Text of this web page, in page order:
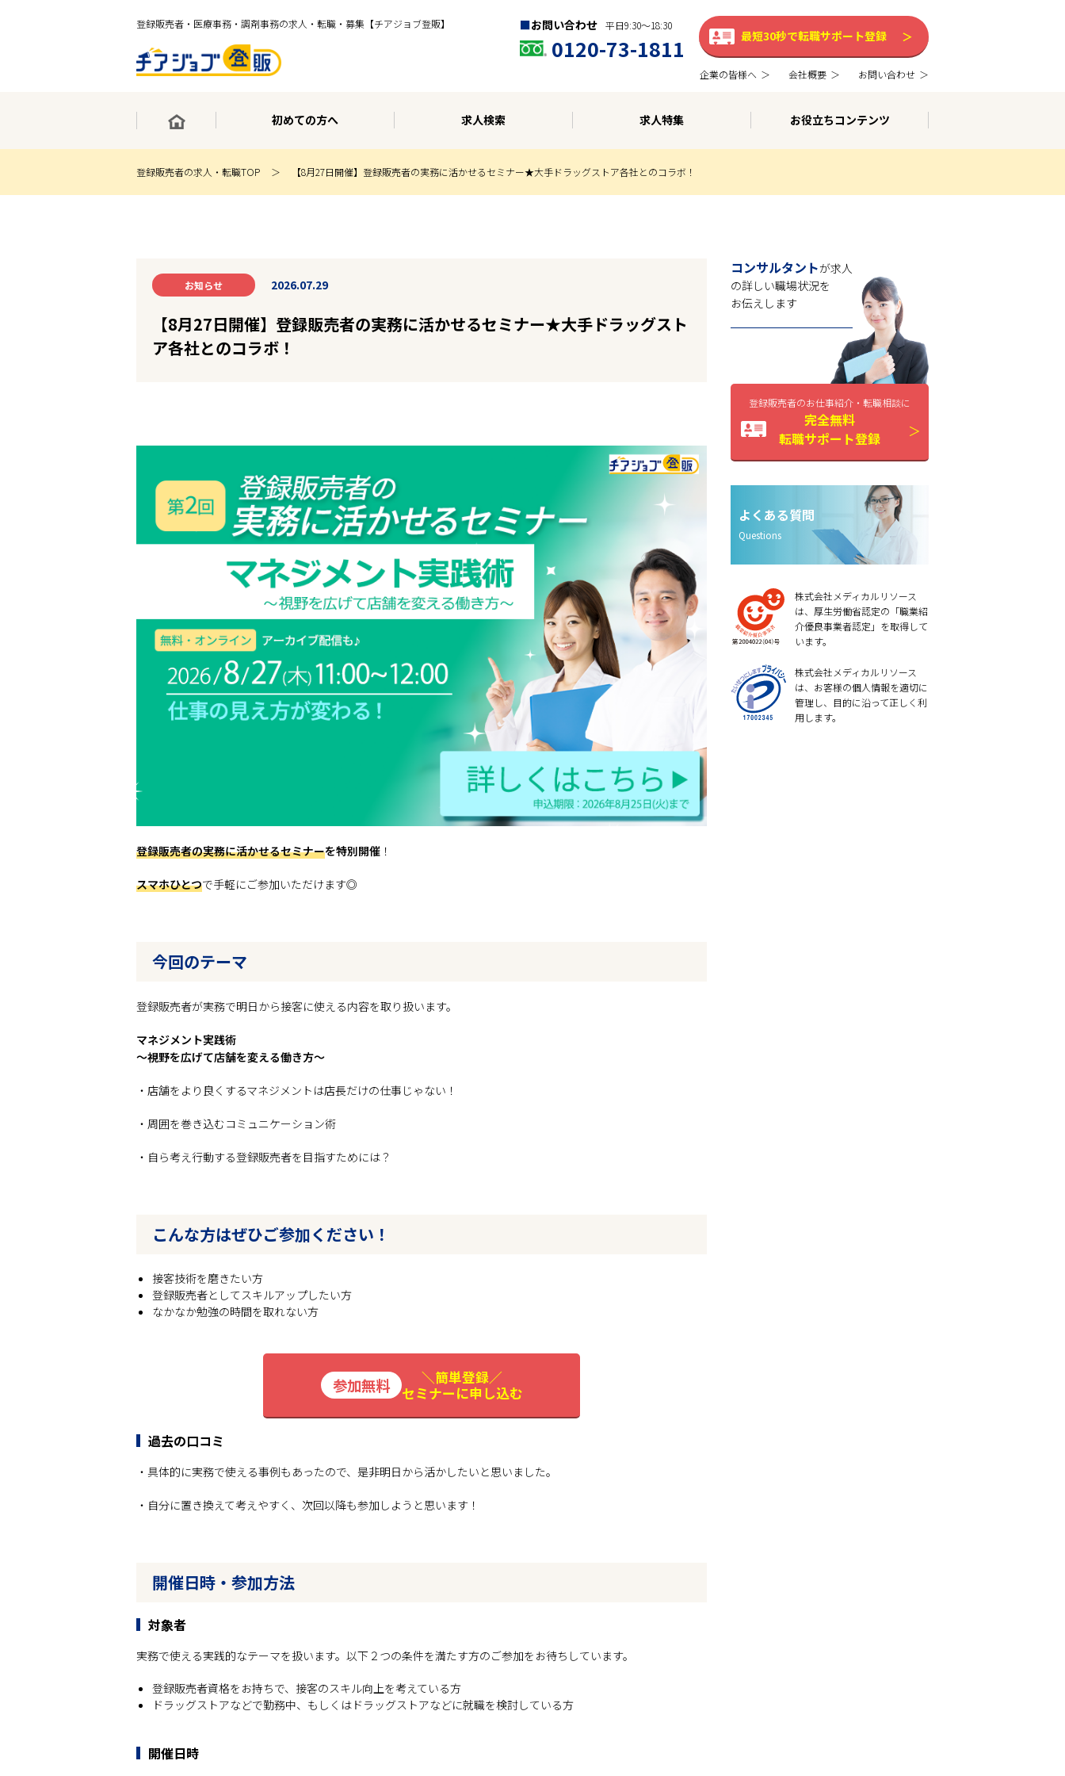
登録販売者・医療事務・調剤事務の求人・転職・募集【チアジョブ登販】 お問い合わせ 平日9:30〜18:30
0120-73-1811 最短30秒で転職サポート登録
企業の皆様へ 会社概要 お問い合わせ
初めての方へ 求人検索 求人特集 お役立ちコンテンツ
登録販売者の求人・転職TOP 【8月27日開催】登録販売者の実務に活かせるセミナー★大手ドラッグストア各社とのコラボ！
お知らせ 2026.07.29
【8月27日開催】登録販売者の実務に活かせるセミナー★大手ドラッグスト
ア各社とのコラボ！
登録販売者の実務に活かせるセミナーを特別開催 ！
スマホひとつで手軽にご参加いただけます◎
今回のテーマ
登録販売者が実務で明日から接客に使える内容を取り扱います。
マネジメント実践術
～視野を広げて店舗を変える働き方～
・店舗をより良くするマネジメントは店長だけの仕事じゃない！
・周囲を巻き込むコミュニケーション術
・自ら考え行動する登録販売者を目指すためには？
こんな方はぜひご参加ください！
接客技術を磨きたい方
登録販売者としてスキルアップしたい方
なかなか勉強の時間を取れない方
＼簡単登録／
セミナーに申し込む
過去の口コミ
・具体的に実務で使える事例もあったので、是非明日から活かしたいと思いました。
・自分に置き換えて考えやすく、次回以降も参加しようと思います！
開催日時・参加方法
対象者
実務で使える実践的なテーマを扱います。以下２つの条件を満たす方のご参加をお待ちしています。
登録販売者資格をお持ちで、接客のスキル向上を考えている方
ドラッグストアなどで勤務中、もしくはドラッグストアなどに就職を検討している方
開催日時
コンサルタントが求人
の詳しい職場状況を
お伝えします
登録販売者のお仕事紹介・転職相談に
完全無料
転職サポート登録
よくある質問
Questions
株式会社メディカルリソース
は、厚生労働省認定の「職業紹
介優良事業者認定」を取得して
います。
株式会社メディカルリソース
は、お客様の個人情報を適切に
管理し、目的に沿って正しく利
用します。